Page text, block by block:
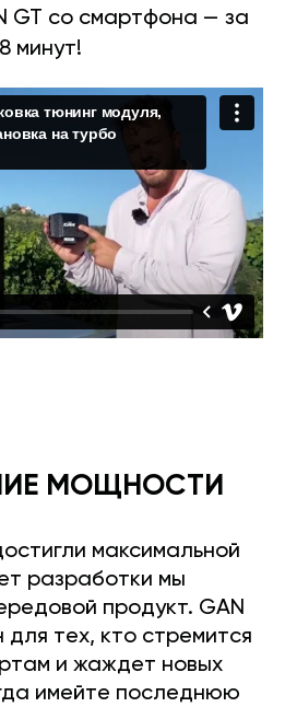
GT со смартфона — за
8 минут!
МОЩНОСТИ
максимальной
разработки мы
продукт. GAN
тех, кто стремится
и жаждет новых
имейте последнюю